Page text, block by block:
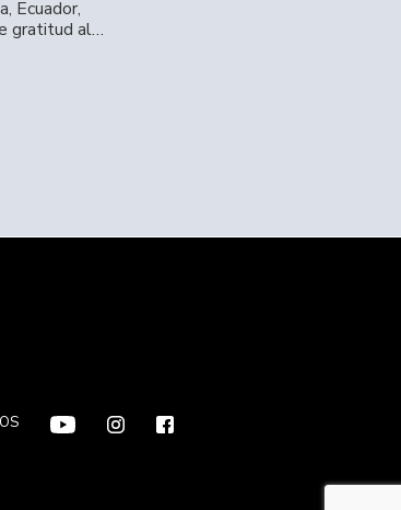
Ecuador,
gratitud al…